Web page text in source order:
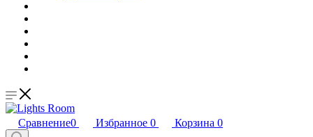
Сравнение0 Избранное 0 Корзина 0